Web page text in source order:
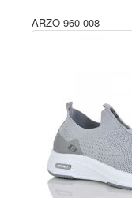
ARZO 960-008